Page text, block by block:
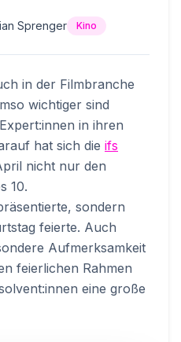
Sprenger Kino
in der Filmbranche
wichtiger sind
in ihren
hat sich die ifs
nicht nur den
10.
sondern
feierte. Auch
Aufmerksamkeit
feierlichen Rahmen
eine große